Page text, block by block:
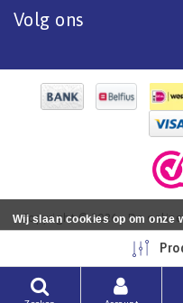
Volg ons
Copyright © 2026 - De
tot aflak. - All rights
Wij slaan cookies op om onze
Nee